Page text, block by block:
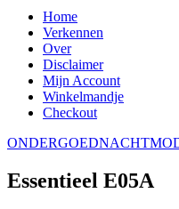
Home
Verkennen
Over
Disclaimer
Mijn Account
Winkelmandje
Checkout
ONDERGOED
Essentieel E05A